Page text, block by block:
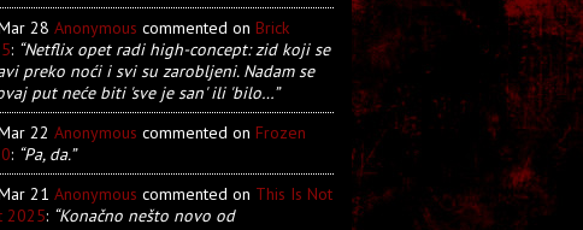
28 Anonymous commented on Brick
: “Netflix opet radi high-concept: zid koji se
preko noći i svi su zarobljeni. Nadam se
put neće biti 'sve je san' ili 'bilo…”
22 Anonymous commented on Frozen
: “Pa, da.”
21 Anonymous commented on This Is Not
2025: “Konačno nešto novo od